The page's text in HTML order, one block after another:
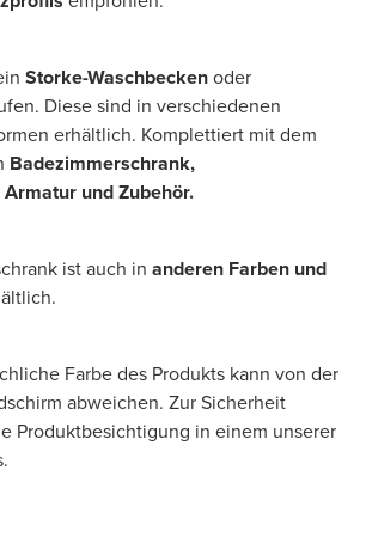
Storke-Waschbeckenoder
Diese sind in verschiedenen
erhältlich. Komplettiert mit dem
Badezimmerschrank,
und Zubehör.
ist auch in anderen Farben und
Farbe des Produkts kann von der
abweichen. Zur Sicherheit
Produktbesichtigung in einem unserer